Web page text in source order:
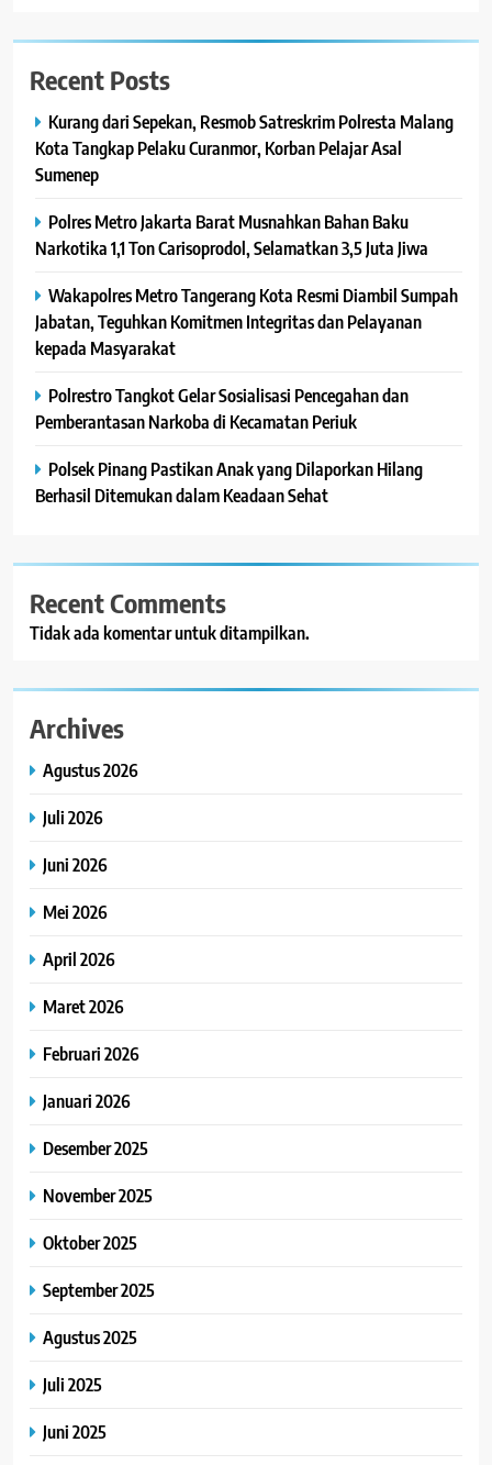
Recent Posts
Kurang dari Sepekan, Resmob Satreskrim Polresta Malang
Kota Tangkap Pelaku Curanmor, Korban Pelajar Asal
Sumenep
Polres Metro Jakarta Barat Musnahkan Bahan Baku
Narkotika 1,1 Ton Carisoprodol, Selamatkan 3,5 Juta Jiwa
Wakapolres Metro Tangerang Kota Resmi Diambil Sumpah
Jabatan, Teguhkan Komitmen Integritas dan Pelayanan
kepada Masyarakat
Polrestro Tangkot Gelar Sosialisasi Pencegahan dan
Pemberantasan Narkoba di Kecamatan Periuk
Polsek Pinang Pastikan Anak yang Dilaporkan Hilang
Berhasil Ditemukan dalam Keadaan Sehat
Recent Comments
Tidak ada komentar untuk ditampilkan.
Archives
Agustus 2026
Juli 2026
Juni 2026
Mei 2026
April 2026
Maret 2026
Februari 2026
Januari 2026
Desember 2025
November 2025
Oktober 2025
September 2025
Agustus 2025
Juli 2025
Juni 2025